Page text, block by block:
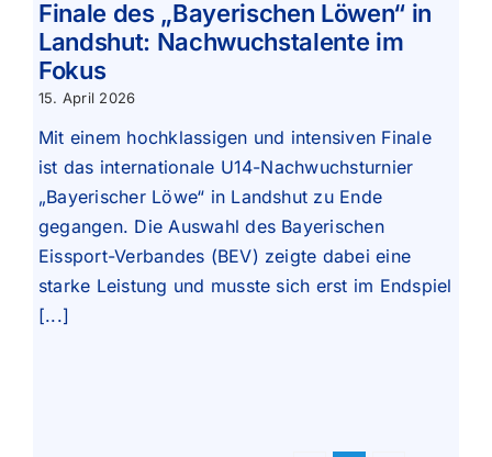
Finale des „Bayerischen Löwen“ in
Landshut: Nachwuchstalente im
Fokus
15. April 2026
Mit einem hochklassigen und intensiven Finale
ist das internationale U14-Nachwuchsturnier
„Bayerischer Löwe“ in Landshut zu Ende
gegangen. Die Auswahl des Bayerischen
Eissport-Verbandes (BEV) zeigte dabei eine
starke Leistung und musste sich erst im Endspiel
[...]